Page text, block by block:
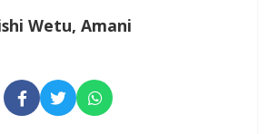
Wetu, Amani